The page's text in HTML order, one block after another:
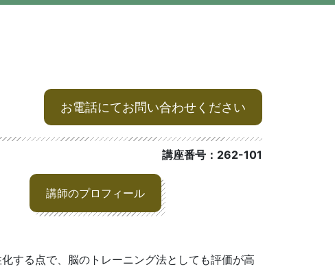
お電話にてお問い合わせください
講座番号：262-101
講師のプロフィール
化する点で、脳のトレーニング法としても評価が高